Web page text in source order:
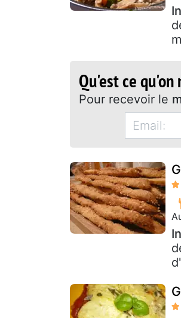
Qu'est ce qu'on
Pour recevoir le